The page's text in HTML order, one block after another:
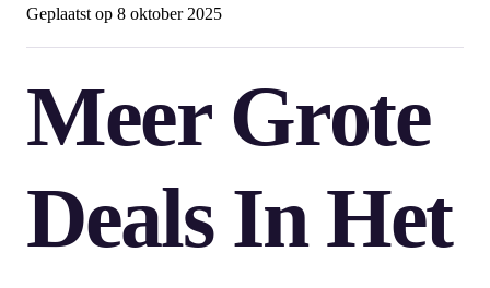
Geplaatst op 8 oktober 2025
Meer Grote
Deals In Het